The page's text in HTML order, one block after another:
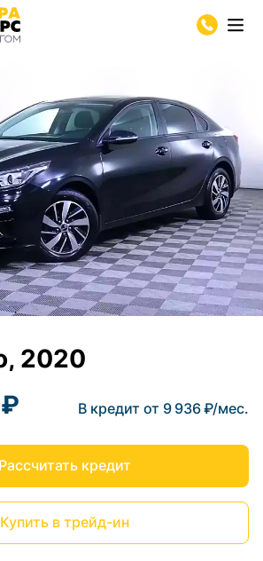
2020
В кредит от 9 936 ₽/мес.
Рассчитать кредит
Купить в трейд-ин